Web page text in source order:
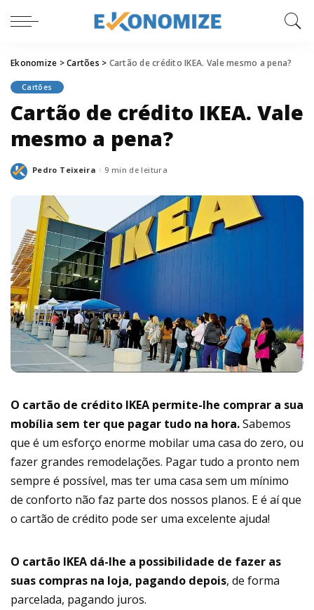
Ekonomize >Cartões > Cartão de crédito IKEA. Vale mesmo a pena?
Cartões
Cartão de crédito IKEA. Vale
mesmo a pena?
Posted
Pedro Teixeira 9 min de leitura
O cartão de crédito IKEA permite-lhe comprar a sua
mobília sem ter que pagar tudo na hora.Sabemos
que é um esforço enorme mobilar uma casa do zero, ou
fazer grandes remodelações. Pagar tudo a pronto nem
sempre é possível, mas ter uma casa sem um mínimo
de conforto não faz parte dos nossos planos. E é aí que
o cartão de crédito pode ser uma excelente ajuda!
O cartão IKEA dá-lhe a possibilidade de fazer as
suas compras na loja, pagando depois, de forma
parcelada, pagando juros.